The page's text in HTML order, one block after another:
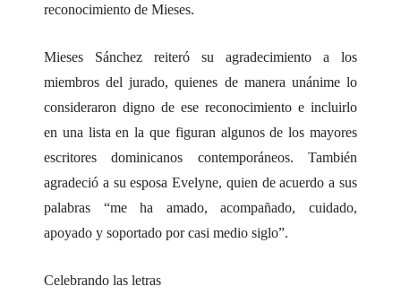
reconocimiento de Mieses.
Mieses Sánchez reiteró su agradecimiento a los
miembros del jurado, quienes de manera unánime lo
consideraron digno de ese reconocimiento e incluirlo
en una lista en la que figuran algunos de los mayores
escritores dominicanos contemporáneos. También
agradeció a su esposa Evelyne, quien de acuerdo a sus
palabras “me ha amado, acompañado, cuidado,
apoyado y soportado por casi medio siglo”.
Celebrando las letras